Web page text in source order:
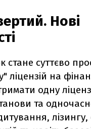
Нові
стане суттєво
ліцензій на
одну
та